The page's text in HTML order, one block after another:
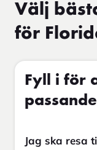
Välj
för
Fyll i för
Jag ska resa